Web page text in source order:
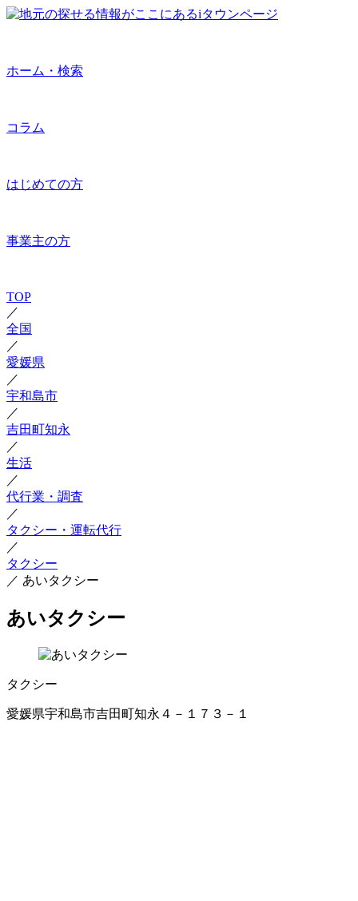
ホーム・検索
コラム
はじめての方
事業主の方
TOP
／
全国
／
愛媛県
／
宇和島市
／
吉田町知永
／
生活
／
代行業・調査
／
タクシー・運転代行
／
タクシー
／ あいタクシー
あいタクシー
タクシー
愛媛県宇和島市吉田町知永４－１７３－１